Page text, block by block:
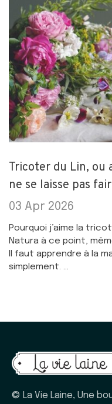
Tricoter du Lin, ou
ne se laisse pas
03 Apr 2026
Pourquoi j’aime la
Natura à ce point,
Il faut apprendre à la
simplement. ...
© La Vie Laine, Une